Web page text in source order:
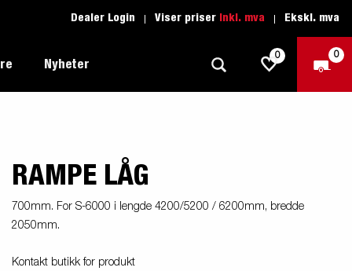
Dealer Login Viser priser Inkl. mva Ekskl. mva
Tilhenger for fritid
Båttilhenger
Tilhengere for profesjonelle
Kjøreskole
Reservdeler
du
1205 Limited Edition
Nyheter
0 0
RAMPE LÅG
700mm. For S-6000 i lengde 4200/5200 / 6200mm, bredde
2050mm.
Kontakt butikk for produkt